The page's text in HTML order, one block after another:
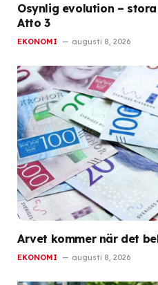
Osynlig evolution –
Atto 3
EKONOMI augusti 8, 2026
Arvet kommer när det
EKONOMI augusti 8, 2026